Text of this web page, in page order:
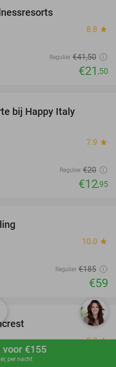
nu
voor €155
per nacht
8.8 star
Regulier €41,50
€21 ,50
bij Happy Italy
7.9 star
Regulier €20
€12,95
10.0 star
Regulier €185
€59
30%
favorite_border
9.3star